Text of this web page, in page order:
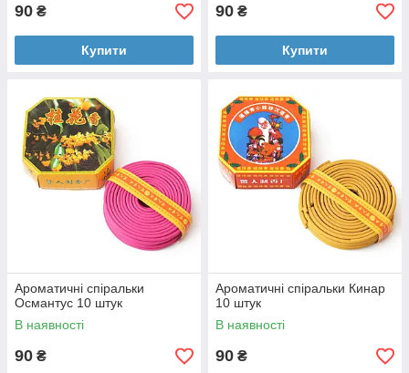
90 ₴
Купити
90 ₴
Купити
Ароматичні спіральки
Османтус 10 штук
В наявності
90 ₴
Ароматичні спіральки Кинар
10 штук
В наявності
90 ₴